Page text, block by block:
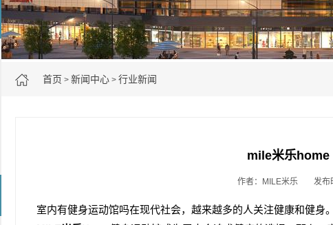
首页 > 新闻中心 > 行业新闻
mile米乐home
作者：MILE米乐 发布
室内有健身运动馆吗在现代社会，越来越多的人关注健康和健